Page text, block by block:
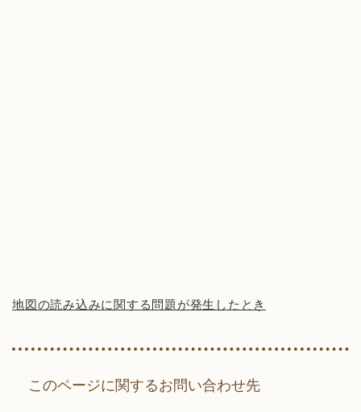
地図の読み込みに関する問題が発生したとき
このページに関するお問い合わせ先